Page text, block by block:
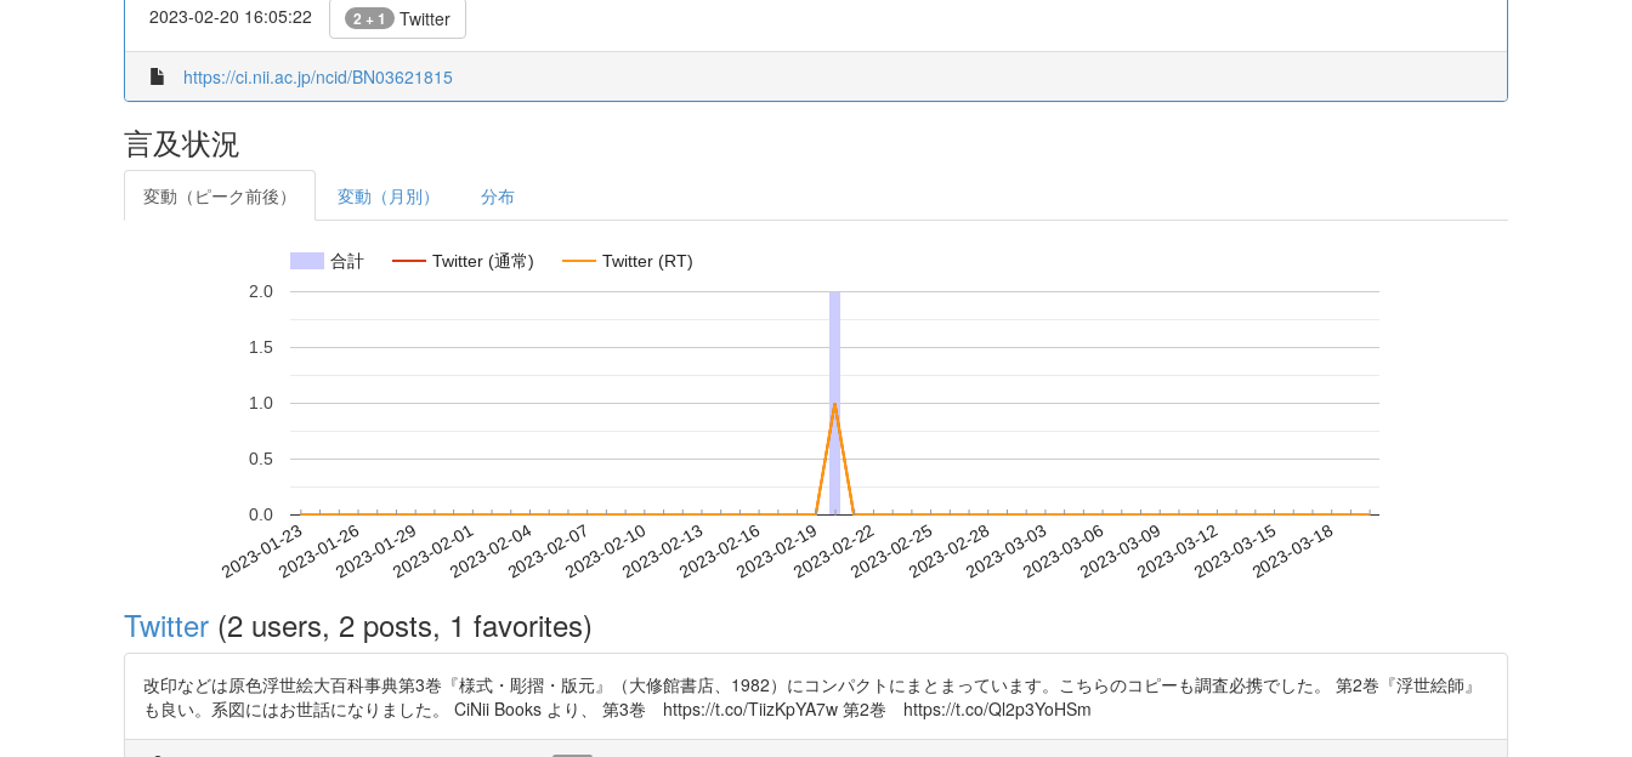
2023-02-20 16:05:22 2 + 1 Twitter
https://ci.nii.ac.jp/ncid/BN03621815
言及状況
変動（ピーク前後） 変動（月別） 分布
合計 Twitter (通常) Twitter (RT)
2023-01-232023-01-262023-01-292023-02-012023-02-042023-02-072023-02-102023-02-132023-02-162023-02-192023-02-222023-02-252023-02-282023-03-032023-03-062023-03-092023-03-122023-03-152023-03-18
0.0
0.5
1.0
1.5
2.0
Twitter (2 users, 2 posts, 1 favorites)
改印などは原色浮世絵大百科事典第3巻『様式・彫摺・版元』（大修館書店、1982）にコンパクトにまとまっています。こちらのコピーも調査必携でした。 第2巻『浮世絵師』
も良い。系図にはお世話になりました。 CiNii Books より、 第3巻 https://t.co/TiizKpYA7w 第2巻 https://t.co/Ql2p3YoHSm